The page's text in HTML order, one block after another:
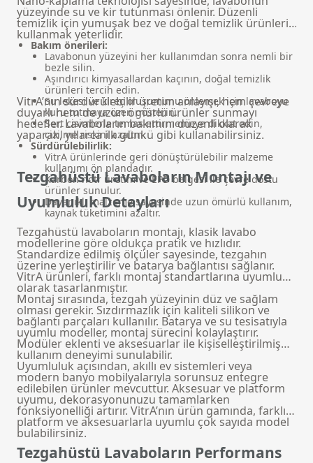
yüzeyinde su ve kir tutunması önlenir. Düzenli
temizlik için yumuşak bez ve doğal temizlik ürünleri
kullanmak yeterlidir.
Bakım önerileri:
Lavabonun yüzeyini her kullanımdan sonra nemli bir
bezle silin.
Aşındırıcı kimyasallardan kaçının, doğal temizlik
ürünleri tercih edin.
Su lekesi ve kireç oluşumunu önlemek için lavaboyu
kuru tutmaya özen gösterin.
Sert cisimlerle temas ettirmemeye dikkat edin,
çizilme riskini azaltın.
Sürdürülebilirlik:
VitrA ürünlerinde geri dönüştürülebilir malzeme
kullanımı ön plandadır.
Karbon nötr üretim ve EPD belgesi ile çevre dostu
ürünler sunulur.
Dayanıklı malzeme sayesinde uzun ömürlü kullanım,
kaynak tüketimini azaltır.
VitrA’nın sürdürülebilir üretim anlayışı, hem çevreye
duyarlı hem de uzun ömürlü ürünler sunmayı
hedefler. Lavaboların bakımını düzenli olarak
yaparak, yıllarca ilk günkü gibi kullanabilirsiniz.
Tezgahüstü Lavaboların Montajı ve
Uyumluluk Detayları
Tezgahüstü lavaboların montajı, klasik lavabo
modellerine göre oldukça pratik ve hızlıdır.
Standardize edilmiş ölçüler sayesinde, tezgahın
üzerine yerleştirilir ve batarya bağlantısı sağlanır.
VitrA ürünleri, farklı montaj standartlarına uyumlu
olarak tasarlanmıştır.
Montaj sırasında, tezgah yüzeyinin düz ve sağlam
olması gerekir. Sızdırmazlık için kaliteli silikon ve
bağlantı parçaları kullanılır. Batarya ve su tesisatıyla
uyumlu modeller, montaj sürecini kolaylaştırır.
Modüler eklenti ve aksesuarlar ile kişiselleştirilmiş
kullanım deneyimi sunulabilir.
Uyumluluk açısından, akıllı ev sistemleri veya
modern banyo mobilyalarıyla sorunsuz entegre
edilebilen ürünler mevcuttur. Aksesuar ve platform
uyumu, dekorasyonunuzu tamamlarken
fonksiyonelliği artırır. VitrA’nın ürün gamında, farklı
platform ve aksesuarlarla uyumlu çok sayıda model
bulabilirsiniz.
Tezgahüstü Lavaboların Performans